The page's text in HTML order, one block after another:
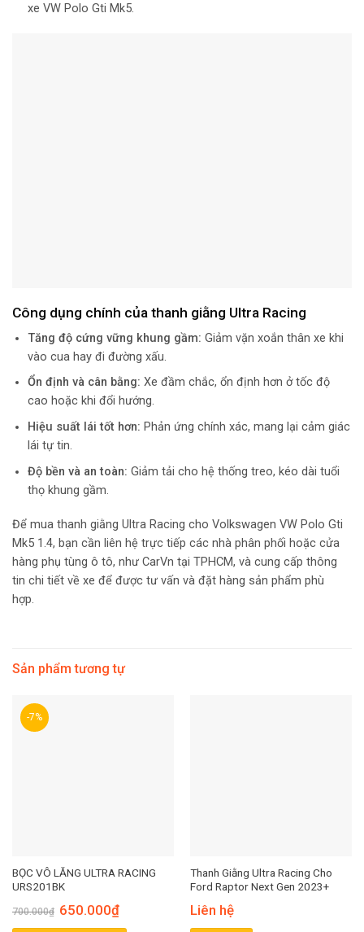
xe VW Polo Gti Mk5.
Công dụng chính của thanh giằng Ultra Racing
Tăng độ cứng vững khung gầm: Giảm vặn xoắn thân xe khi
vào cua hay đi đường xấu.
Ổn định và cân bằng: Xe đầm chắc, ổn định hơn ở tốc độ
cao hoặc khi đổi hướng.
Hiệu suất lái tốt hơn: Phản ứng chính xác, mang lại cảm giác
lái tự tin.
Độ bền và an toàn: Giảm tải cho hệ thống treo, kéo dài tuổi
thọ khung gầm.
Để mua thanh giằng Ultra Racing cho Volkswagen VW Polo Gti
Mk5 1.4, bạn cần liên hệ trực tiếp các nhà phân phối hoặc cửa
hàng phụ tùng ô tô, như CarVn tại TPHCM, và cung cấp thông
tin chi tiết về xe để được tư vấn và đặt hàng sản phẩm phù
hợp.
Sản phẩm tương tự
-7%
BỌC VÔ LĂNG ULTRA RACING
URS201BK
700.000₫ 650.000₫
Thanh Giằng Ultra Racing Cho
Ford Raptor Next Gen 2023+
Liên hệ